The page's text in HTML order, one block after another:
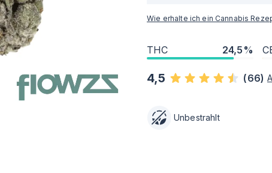
Wie erhalte ich ein Cannabis
THC 24,5%
4,5 (66)
Unbestrahlt